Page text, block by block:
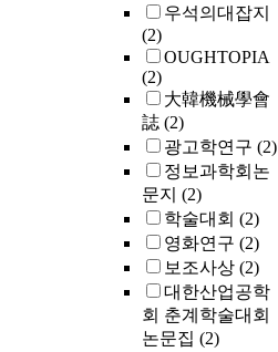
우석의대잡지
(2)
OUGHTOPIA
(2)
大韓機械學會
誌 (2)
광고학연구 (2)
정보과학회논
문지 (2)
학술대회 (2)
영화연구 (2)
보조사상 (2)
대한산업공학
회 춘계학술대회
논문집 (2)